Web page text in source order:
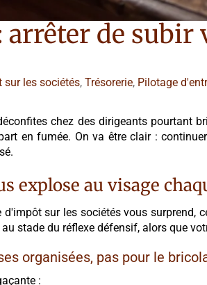
arrêter de
sur les sociétés, Trésorerie, Pilotage
chez des dirigeants pourtant
en fumée. On va être clair :
explose au visage
sur les sociétés vous
stade du réflexe défensif, alors que
organisées, pas pour le
: